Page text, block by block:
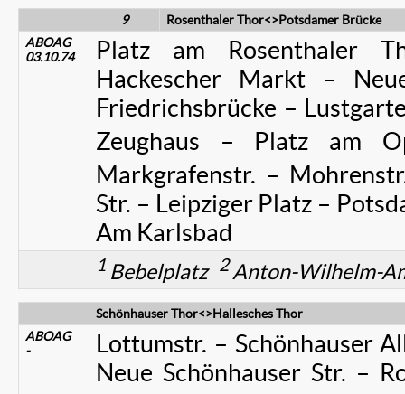
9
Rosenthaler Thor<>Potsdamer Brücke
ABOAG
03.10.74
Platz am Rosenthaler
Hackescher Markt –
Friedrichsbrücke –
Zeughaus – Platz am
Markgrafenstr. –
Str. – Leipziger Platz –
Am Karlsbad
1 Bebelplatz 2Anton-Wilhelm-
Schönhauser Thor<>Hallesches Thor
ABOAG
-
Lottumstr. – Schönhauser
Neue Schönhauser Str. –